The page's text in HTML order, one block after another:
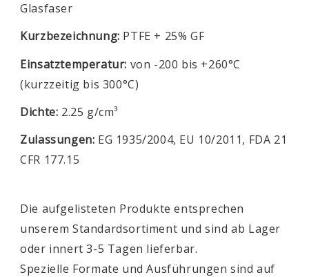
Glasfaser
Kurzbezeichnung: PTFE + 25% GF
Einsatztemperatur: von -200 bis +260°C
(kurzzeitig bis 300°C)
Dichte: 2.25 g/cm³
Zulassungen: EG 1935/2004, EU 10/2011, FDA 21
CFR 177.15
Die aufgelisteten Produkte entsprechen
unserem Standardsortiment und sind ab Lager
oder innert 3-5 Tagen lieferbar.
Spezielle Formate und Ausführungen sind auf